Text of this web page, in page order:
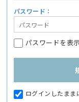
パスワード：
パスワードを表
ログインしたまま